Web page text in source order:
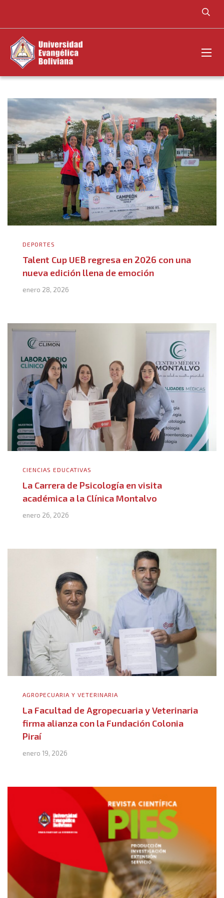
DEPORTES
Talent Cup UEB regresa en 2026 con una
nueva edición llena de emoción
enero 28, 2026
CIENCIAS EDUCATIVAS
La Carrera de Psicología en visita
académica a la Clínica Montalvo
enero 26, 2026
AGROPECUARIA Y VETERINARIA
La Facultad de Agropecuaria y Veterinaria
firma alianza con la Fundación Colonia
Piraí
enero 19, 2026